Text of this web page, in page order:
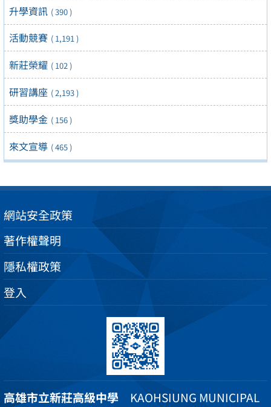
升學資訊 ( 390 )
活動競賽 ( 1,191 )
新莊榮耀 ( 102 )
研習講座 ( 2,193 )
獎助學金 ( 156 )
來文宣導 ( 465 )
網站安全政策
著作權聲明
隱私權政策
登入
高雄市立新莊高級中學 KAOHSIUNG MUNICIPAL